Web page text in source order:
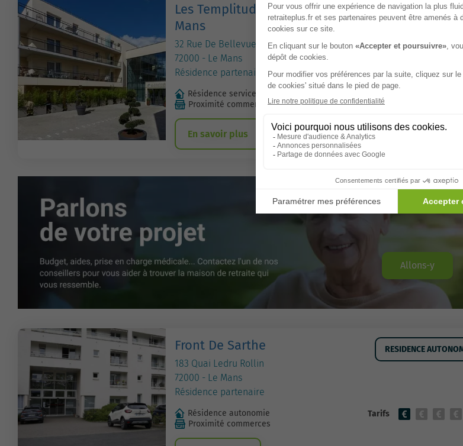
Les Templitudes - Parc Banjan - Le
Mans
32 Rue De Bellevue
72000 - Le Mans
Résidence partenaire
RESIDENCE
Résidence services seniors
Proximité commerces
En savoir plus
Allons-y
Front De Sarthe
183 Quai Ledru Rollin
72000 - Le Mans
Résidence partenaire
RESIDENCE
Résidence autonomie
Proximité commerces
Tarifs